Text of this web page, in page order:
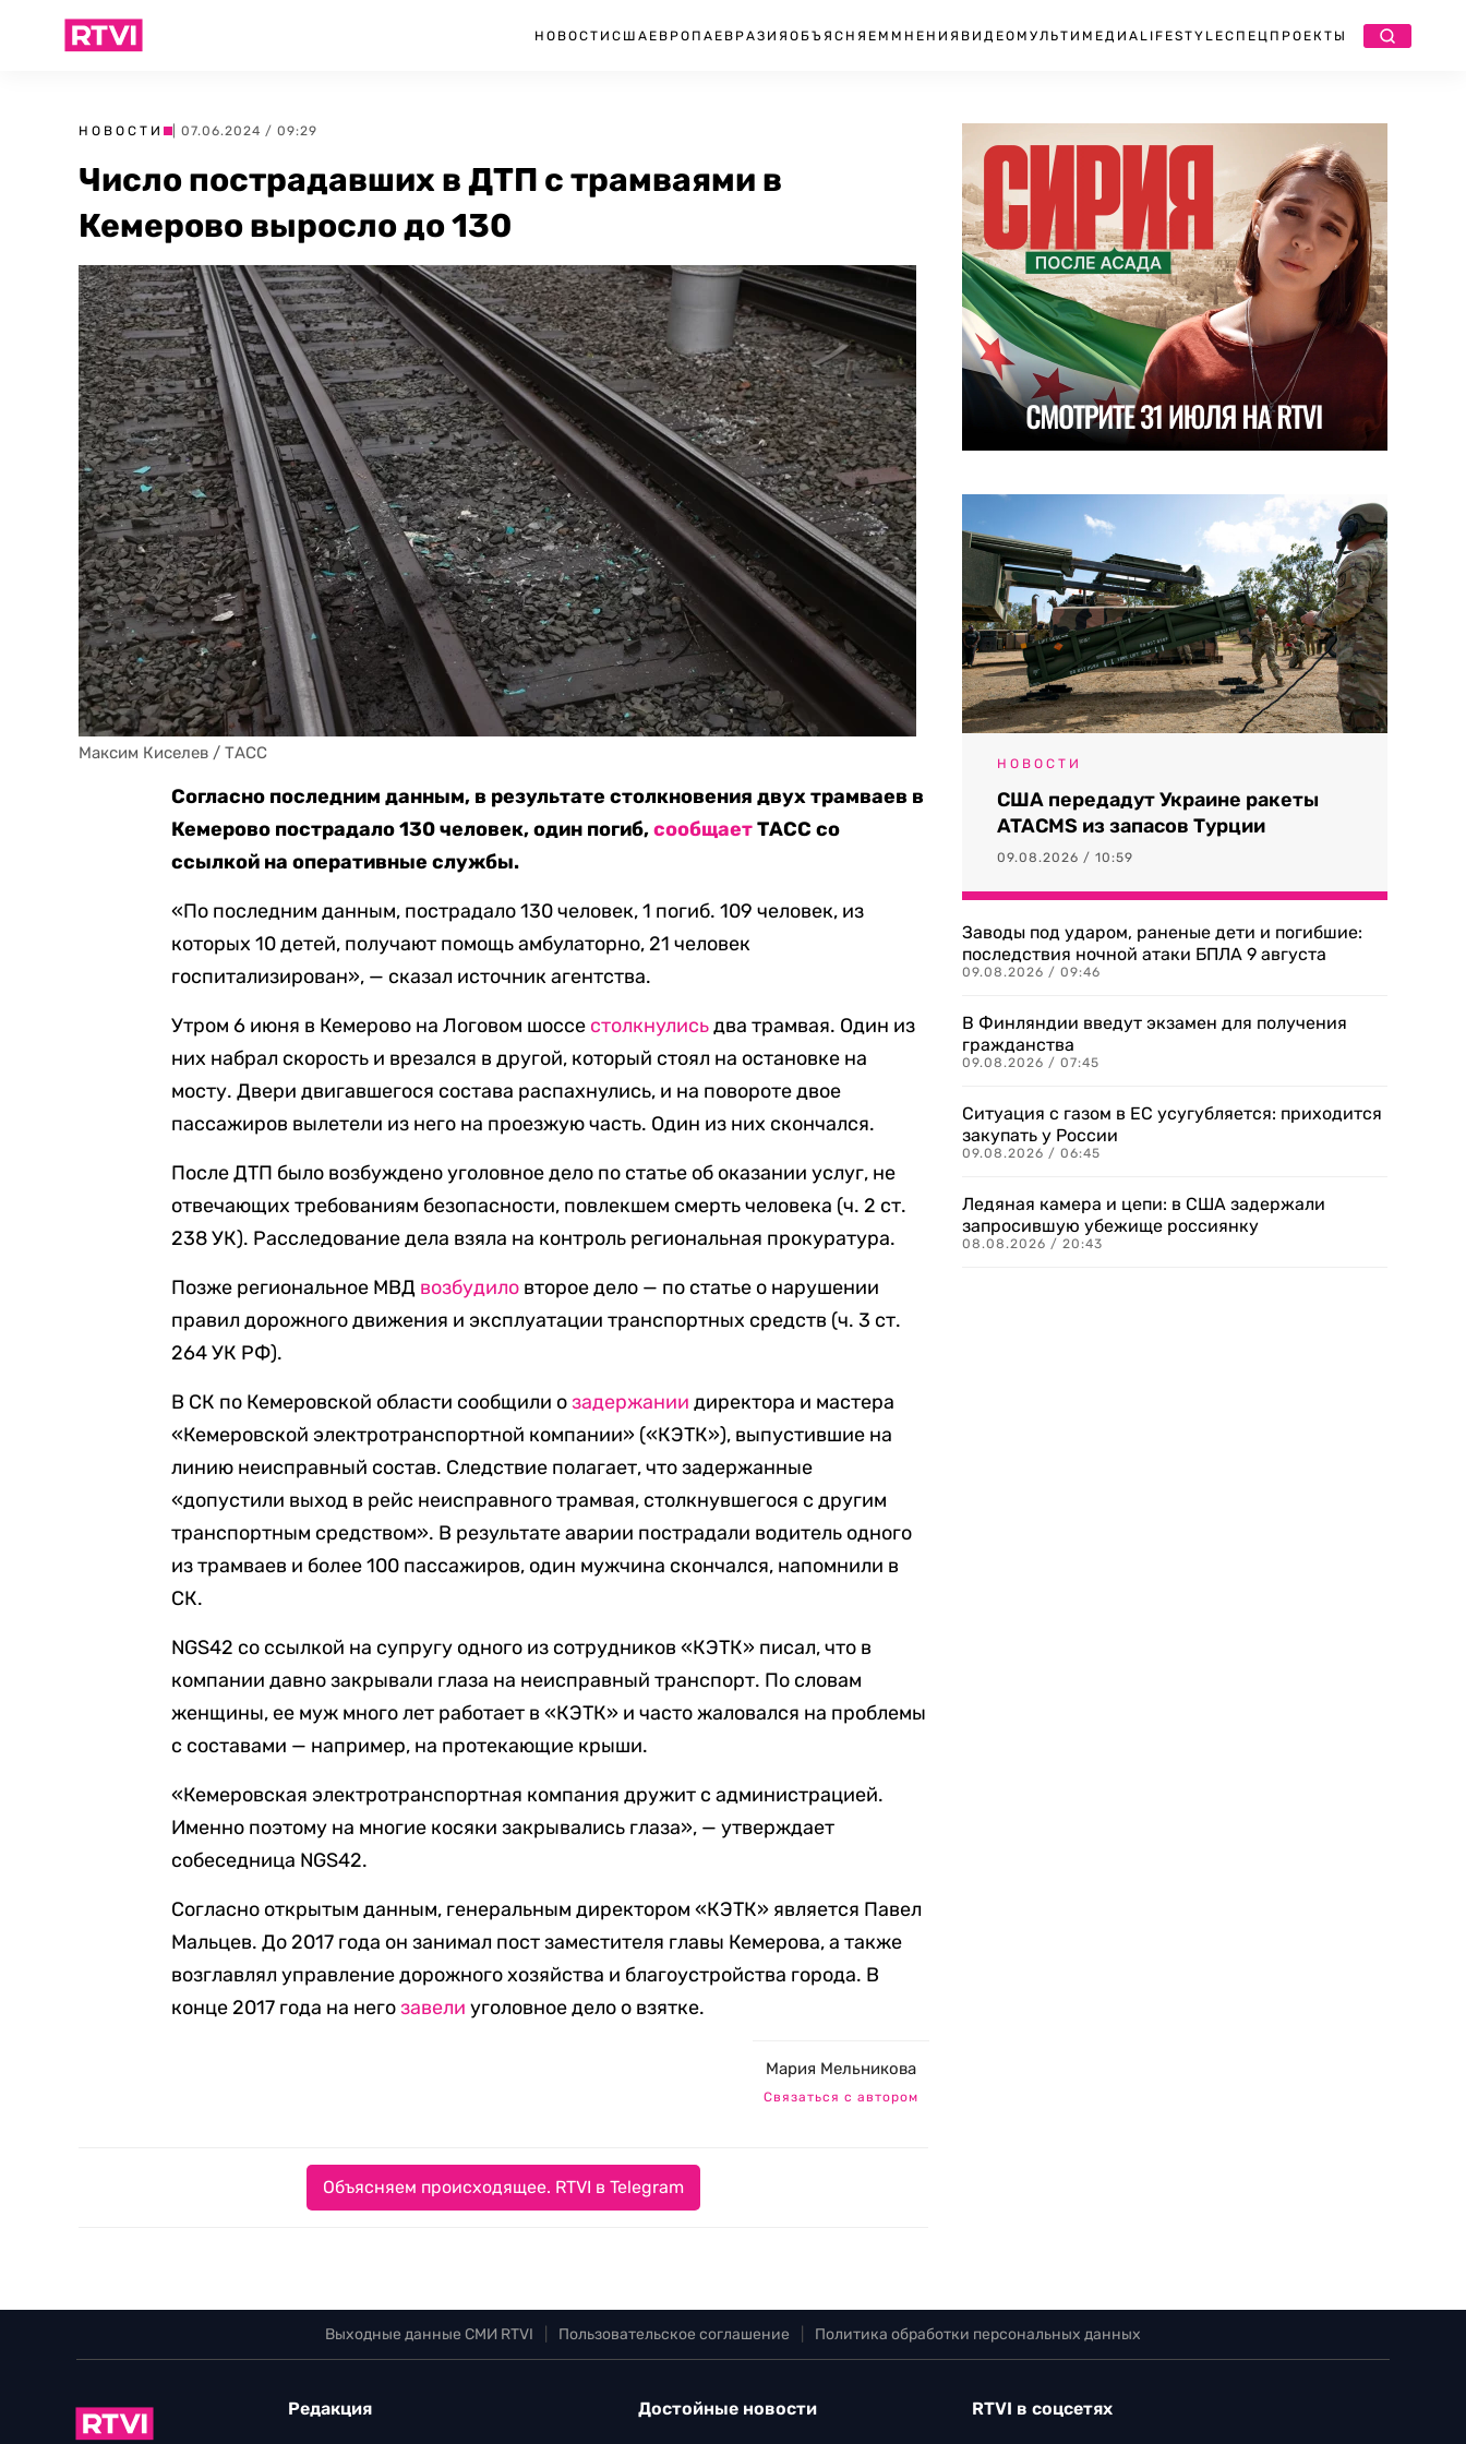
НОВОСТИ США ЕВРОПА ЕВРАЗИЯ ОБЪЯСНЯЕМ МНЕНИЯ ВИДЕО МУЛЬТИМЕДИА LIFESTYLEСПЕЦПРОЕКТЫ
НОВОСТИ | 07.06.2024 / 09:29
Число пострадавших в ДТП с трамваями в
Кемерово выросло до 130
Максим Киселев / ТАСС
Согласно последним данным, в результате столкновения двух трамваев в
Кемерово пострадало 130 человек, один погиб,сообщаетТАСС со
ссылкой на оперативные службы.
«По последним данным, пострадало 130 человек, 1 погиб. 109 человек, из
которых 10 детей, получают помощь амбулаторно, 21 человек
госпитализирован», — сказал источник агентства.
Утром 6 июня в Кемерово на Логовом шоссе столкнулисьдва трамвая. Один из
них набрал скорость и врезался в другой, который стоял на остановке на
мосту. Двери двигавшегося состава распахнулись, и на повороте двое
пассажиров вылетели из него на проезжую часть. Один из них скончался.
После ДТП было возбуждено уголовное дело по статье об оказании услуг, не
отвечающих требованиям безопасности, повлекшем смерть человека (ч. 2 ст.
238 УК). Расследование дела взяла на контроль региональная прокуратура.
Позже региональное МВД возбудило второе дело — по статье о нарушении
правил дорожного движения и эксплуатации транспортных средств (ч. 3 ст.
264 УК РФ).
В СК по Кемеровской области сообщили озадержании директора и мастера
«Кемеровской электротранспортной компании» («КЭТК»), выпустившие на
линию неисправный состав. Следствие полагает, что задержанные
«допустили выход в рейс неисправного трамвая, столкнувшегося с другим
транспортным средством». В результате аварии пострадали водитель одного
из трамваев и более 100 пассажиров, один мужчина скончался, напомнили в
СК.
NGS42 со ссылкой на супругу одного из сотрудников «КЭТК» писал, что в
компании давно закрывали глаза на неисправный транспорт. По словам
женщины, ее муж много лет работает в «КЭТК» и часто жаловался на проблемы
с составами — например, на протекающие крыши.
«Кемеровская электротранспортная компания дружит с администрацией.
Именно поэтому на многие косяки закрывались глаза», — утверждает
собеседница NGS42.
Согласно открытым данным, генеральным директором «КЭТК» является Павел
Мальцев. До 2017 года он занимал пост заместителя главы Кемерова, а также
возглавлял управление дорожного хозяйства и благоустройства города. В
конце 2017 года на негозавели уголовное дело о взятке.
Мария Мельникова
Связаться с автором
Объясняем происходящее. RTVI в Telegram
НОВОСТИ
США передадут Украине ракеты
ATACMS из запасов Турции
09.08.2026 / 10:59
Заводы под ударом, раненые дети и погибшие:
последствия ночной атаки БПЛА 9 августа
09.08.2026 / 09:46
В Финляндии введут экзамен для получения
гражданства
09.08.2026 / 07:45
Ситуация с газом в ЕС усугубляется: приходится
закупать у России
09.08.2026 / 06:45
Ледяная камера и цепи: в США задержали
запросившую убежище россиянку
08.08.2026 / 20:43
Выходные данные СМИ RTVI Пользовательское соглашение Политика обработки персональных данных
Редакция Достойные новости RTVI в соцсетях